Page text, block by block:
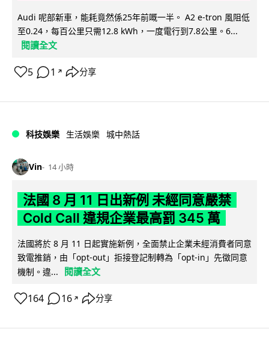
Audi 呢部新車，能耗竟然係25年前嘅一半。 A2 e-tron 風阻低
至0.24，每百公里只需12.8 kWh，一度電行到7.8公里。6...
閱讀全文
5 1 ↗ 分享
科技娛樂 生活娛樂 城中熱話
Vin 14 小時
法國 8 月 11 日出新例 未經同意嚴禁
Cold Call 違規企業最高罰 345 萬
法國將於 8 月 11 日起實施新例，全面禁止企業未經消費者同意
致電推銷，由「opt-out」拒接登記制轉為「opt-in」先徵同意
機制。違...
閱讀全文
164 16 ↗ 分享